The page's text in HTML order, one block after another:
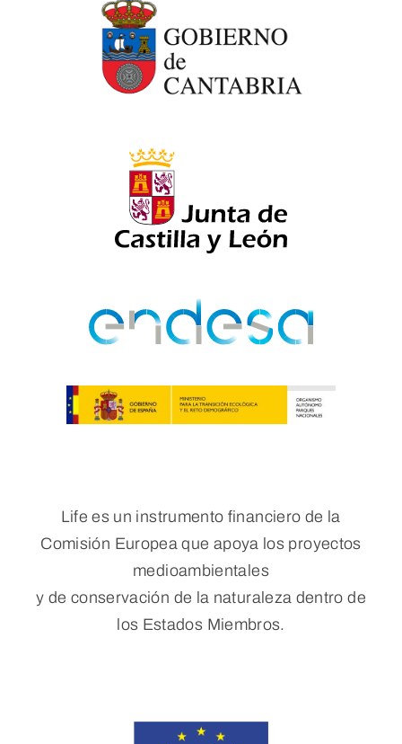
Life es un instrumento financiero de la
Comisión Europea que apoya los proyectos
medioambientales
y de conservación de la naturaleza dentro de
los Estados Miembros.